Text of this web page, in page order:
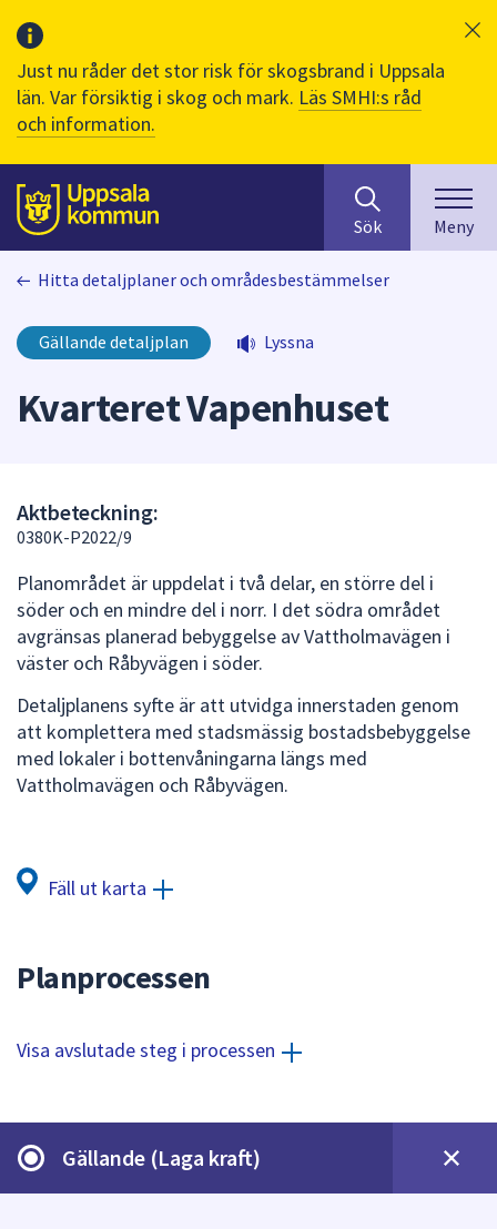
Just nu råder det stor risk för skogsbrand i Uppsala
län. Var försiktig i skog och mark. Läs SMHI:s råd
och information.
Till sidans
huvudinnehåll
efter
innehåll
på
webbplatsen.
i
under
fältet.
Använd
piltangenterna
att
navigera
mellan
Sök Meny
Hitta detaljplaner och områdesbestämmelser
Gällande detaljplan Lyssna
Kvarteret Vapenhuset
Aktbeteckning:
0380K-P2022/9
Planområdet är uppdelat i två delar, en större del i
söder och en mindre del i norr. I det södra området
avgränsas planerad bebyggelse av Vattholmavägen i
väster och Råbyvägen i söder.
Detaljplanens syfte är att utvidga innerstaden genom
att komplettera med stadsmässig bostadsbebyggelse
med lokaler i bottenvåningarna längs med
Vattholmavägen och Råbyvägen.
Fäll ut karta
Planprocessen
Visa avslutade steg i processen
Gällande (Laga kraft)